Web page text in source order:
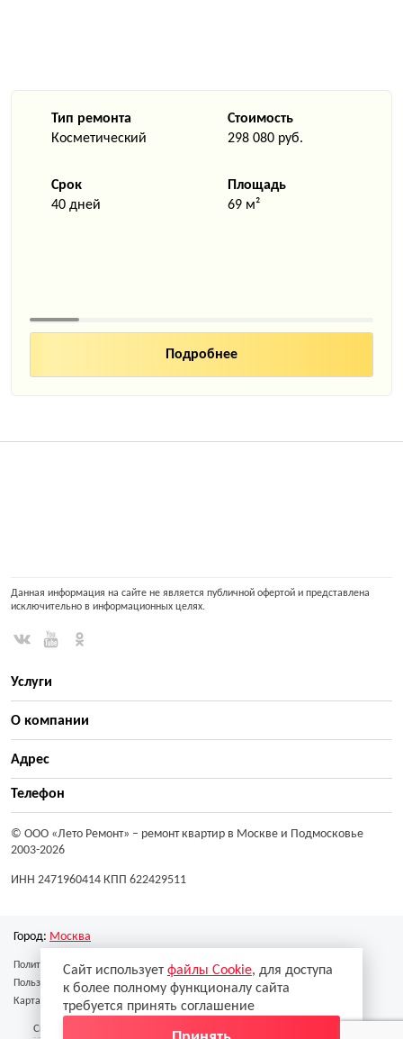
Тип ремонта
Косметический
Стоимость
298 080 руб.
Срок
40 дней
Площадь
69 м²
Подробнее
Данная информация на сайте не является публичной офертой и представлена
исключительно в информационных целях.
Услуги
О компании
Адрес
Телефон
© ООО «Лето Ремонт» – ремонт квартир в Москве и Подмосковье
2003-2026
ИНН 2471960414 КПП 622429511
Город: Москва
Политика конфиденциальности
Пользовательское соглашение
Карта сайта
Скачать реквизиты Скачать образец договора
Сайт использует файлы Cookie, для доступа
к более полному функционалу сайта
требуется принять соглашение